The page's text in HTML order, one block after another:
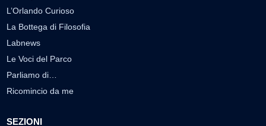
L’Orlando Curioso
La Bottega di Filosofia
Labnews
Le Voci del Parco
Parliamo di…
Ricomincio da me
SEZIONI